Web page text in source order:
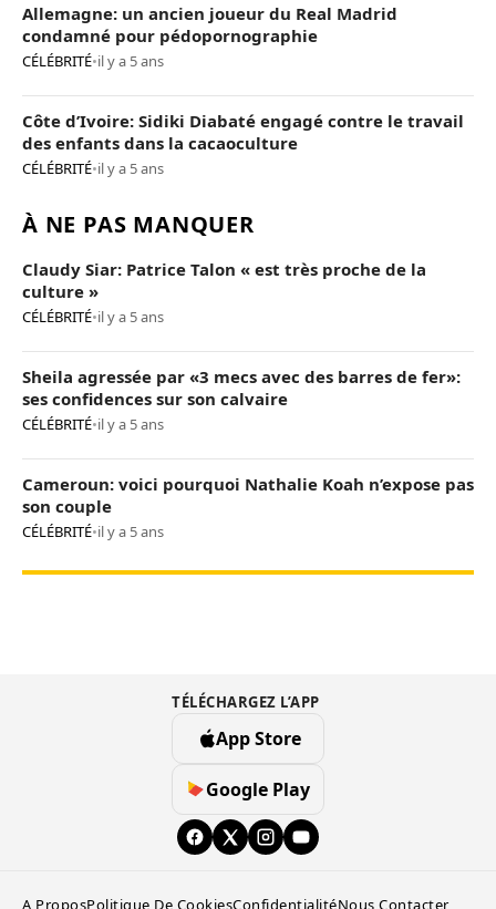
Allemagne: un ancien joueur du Real Madrid
condamné pour pédopornographie
CÉLÉBRITÉ•il y a 5 ans
Côte d’Ivoire: Sidiki Diabaté engagé contre le travail
des enfants dans la cacaoculture
CÉLÉBRITÉ•il y a 5 ans
À NE PAS MANQUER
Claudy Siar: Patrice Talon « est très proche de la
culture »
CÉLÉBRITÉ•il y a 5 ans
Sheila agressée par «3 mecs avec des barres de fer»:
ses confidences sur son calvaire
CÉLÉBRITÉ•il y a 5 ans
Cameroun: voici pourquoi Nathalie Koah n’expose pas
son couple
CÉLÉBRITÉ•il y a 5 ans
TÉLÉCHARGEZ L’APP
App Store
Google Play
A ProposPolitique De CookiesConfidentialitéNous Contacter